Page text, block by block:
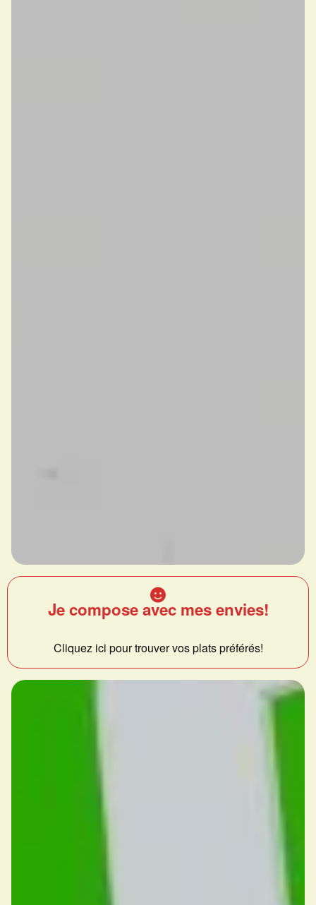
Je compose avec mes envies!
Cliquez ici pour trouver vos plats préférés!